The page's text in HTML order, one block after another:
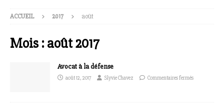
ACCUEIL 2017 août
Mois :août 2017
Avocat à la défense
août 12, 2017 Slyvie Chavez Commentaires fermés